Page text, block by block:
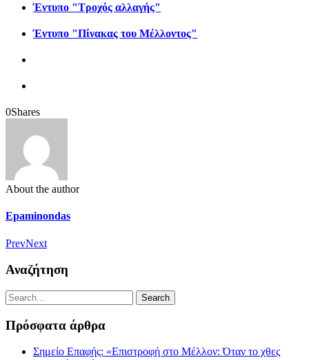
Έντυπο "Τροχός αλλαγής"
Έντυπο "Πίνακας του Μέλλοντος"
0Shares
About the author
Epaminondas
PrevNext
Αναζήτηση
Πρόσφατα άρθρα
Σημείο Επαφής: «Επιστροφή στο Μέλλον: Όταν το χθες